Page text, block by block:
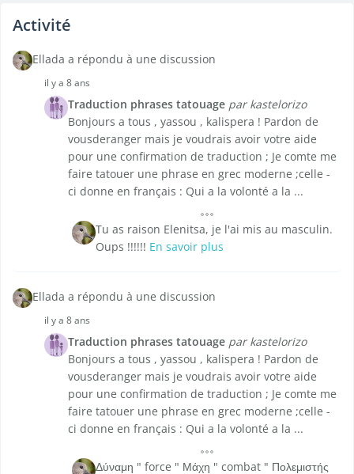
Activité
Ellada a répondu à une discussion
il y a 8 ans
Traduction phrases tatouage par kastelorizo
Bonjours a tous , yassou , kalispera ! Pardon de
vousderanger mais je voudrais avoir votre aide
pour une confirmation de traduction ; Je comte me
faire tatouer une phrase en grec moderne ;celle -
ci donne en français : Qui a la volonté a la ...
Tu as raison Elenitsa, je l'ai mis au masculin.
Oups !!!!!! En savoir plus
Ellada a répondu à une discussion
il y a 8 ans
Traduction phrases tatouage par kastelorizo
Bonjours a tous , yassou , kalispera ! Pardon de
vousderanger mais je voudrais avoir votre aide
pour une confirmation de traduction ; Je comte me
faire tatouer une phrase en grec moderne ;celle -
ci donne en français : Qui a la volonté a la ...
Δύναμη " force " Μάχη " combat " Πολεμιστής